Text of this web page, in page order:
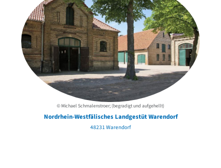
© Michael Schmalenstroer; (begradigt und aufgehellt)
Nordrhein-Westfälisches Landgestüt Warendorf
48231 Warendorf